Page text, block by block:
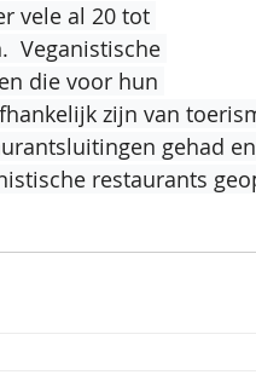
vele al 20 tot
Veganistische
die voor hun
zijn van
gehad
restaurants